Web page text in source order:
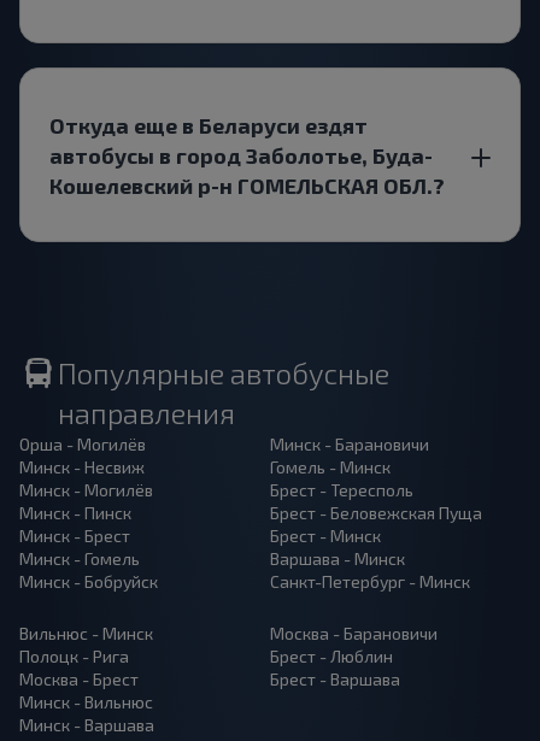
Откуда еще в Беларуси ездят
автобусы в город Заболотье, Буда-
Кошелевский р-н ГОМЕЛЬСКАЯ ОБЛ.?
Популярные автобусные
направления
Орша - Могилёв
Минск - Несвиж
Минск - Могилёв
Минск - Пинск
Минск - Брест
Минск - Гомель
Минск - Бобруйск
Минск - Барановичи
Гомель - Минск
Брест - Тересполь
Брест - Беловежская Пуща
Брест - Минск
Варшава - Минск
Санкт-Петербург - Минск
Вильнюс - Минск
Полоцк - Рига
Москва - Брест
Минск - Вильнюс
Минск - Варшава
Москва - Барановичи
Брест - Люблин
Брест - Варшава